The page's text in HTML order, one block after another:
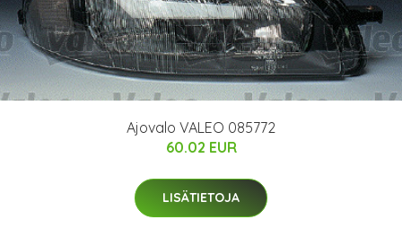
Ajovalo VALEO 085772
60.02 EUR
LISÄTIETOJA